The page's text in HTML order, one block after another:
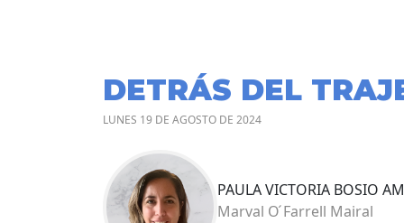
DETRÁS DEL
LUNES 19 DE AGOSTO DE 2024
PAULA VICTORIA BOSIO
Marval O ́Farrell Mairal